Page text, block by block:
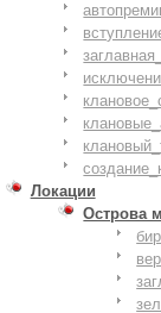
Локации
Острова